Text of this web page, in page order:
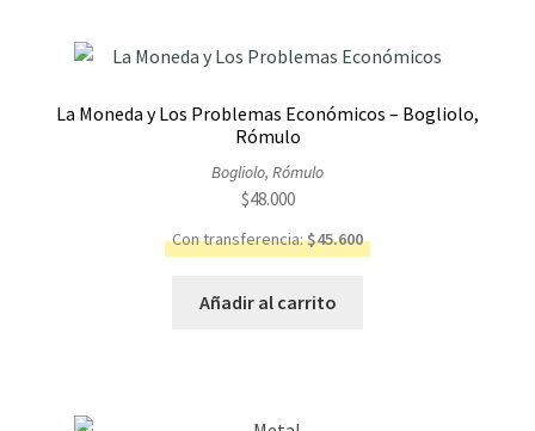
La Moneda y Los Problemas Económicos – Bogliolo,
Rómulo
Bogliolo, Rómulo
$48.000
Con transferencia:$45.600
Añadir al carrito